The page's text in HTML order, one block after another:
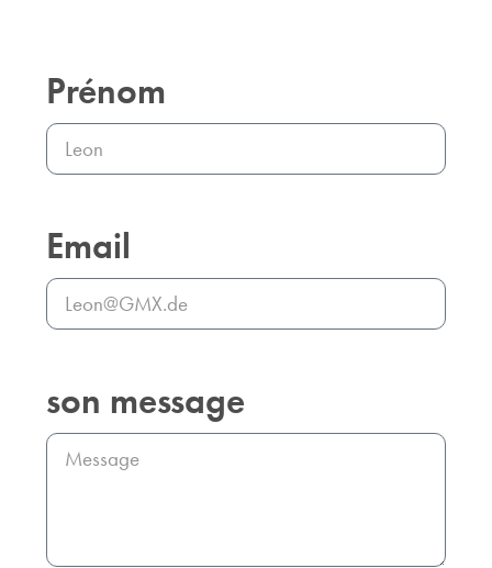
Prénom
Email
son message